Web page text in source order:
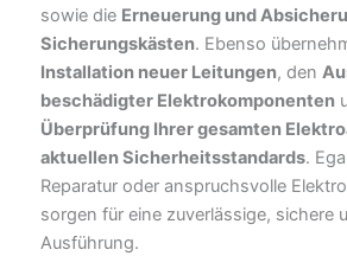
sowie die Erneuerung und
Sicherungskästen. Ebenso
Installation neuer Leitungen, den
beschädigter Elektrokomponenten
Überprüfung Ihrer gesamten
aktuellen Sicherheitsstandards.
Reparatur oder anspruchsvolle
sorgen für eine zuverlässige, sichere
Ausführung.